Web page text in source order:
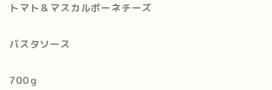
トマト＆マスカルポーネチーズ
パスタソース
700ｇ